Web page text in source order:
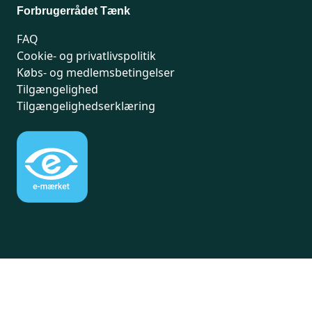
Forbrugerrådet Tænk
FAQ
Cookie- og privatlivspolitik
Købs- og medlemsbetingelser
Tilgængelighed
Tilgængelighedserklæring